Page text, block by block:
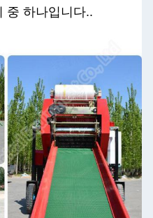
중 하나입니다..